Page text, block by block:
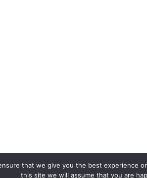
that we give you the best experience
this site we will assume that you are